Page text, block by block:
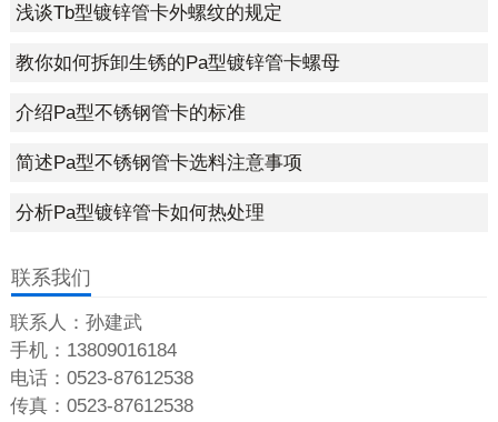
浅谈Tb型镀锌管卡外螺纹的规定
教你如何拆卸生锈的Pa型镀锌管卡螺母
介绍Pa型不锈钢管卡的标准
简述Pa型不锈钢管卡选料注意事项
分析Pa型镀锌管卡如何热处理
联系我们
联系人：孙建武
手机：13809016184
电话：0523-87612538
传真：0523-87612538